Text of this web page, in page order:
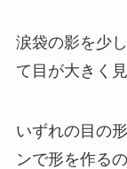
涙袋の影を少
て目が大きく見
いずれの目の
ンで形を作る